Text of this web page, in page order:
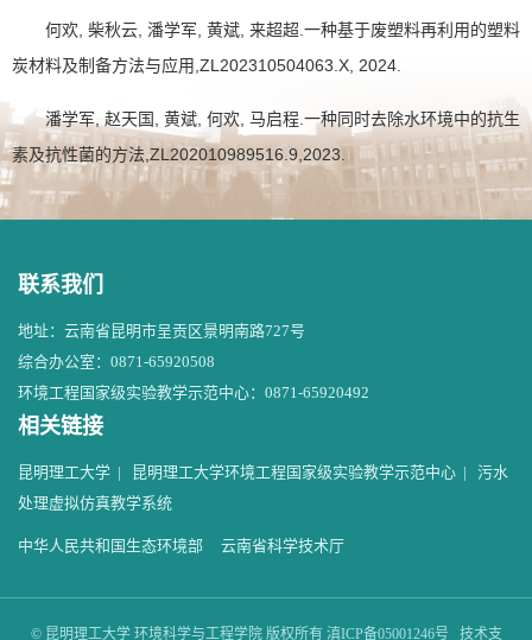
何欢, 柴秋云, 潘学军, 黄斌, 来超超.一种基于废塑料再利用的塑料
炭材料及制备方法与应用,ZL202310504063.X, 2024.
潘学军, 赵天国, 黄斌, 何欢, 马启程.一种同时去除水环境中的抗生
素及抗性菌的方法,ZL202010989516.9,2023.
联系我们
地址：云南省昆明市呈贡区景明南路727号
综合办公室：0871-65920508
环境工程国家级实验教学示范中心：0871-65920492
相关链接
昆明理工大学 | 昆明理工大学环境工程国家级实验教学示范中心 | 污水
处理虚拟仿真教学系统
中华人民共和国生态环境部 云南省科学技术厅
© 昆明理工大学 环境科学与工程学院 版权所有 滇ICP备05001246号 技术支